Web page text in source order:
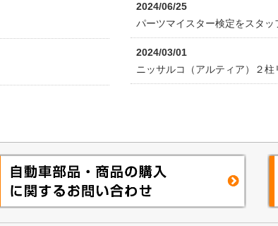
2024/06/25
パーツマイスター検定をスタ
2024/03/01
ニッサルコ（アルティア）２